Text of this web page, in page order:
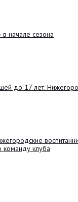
в начале сезона
до 17 лет.
команду клуба